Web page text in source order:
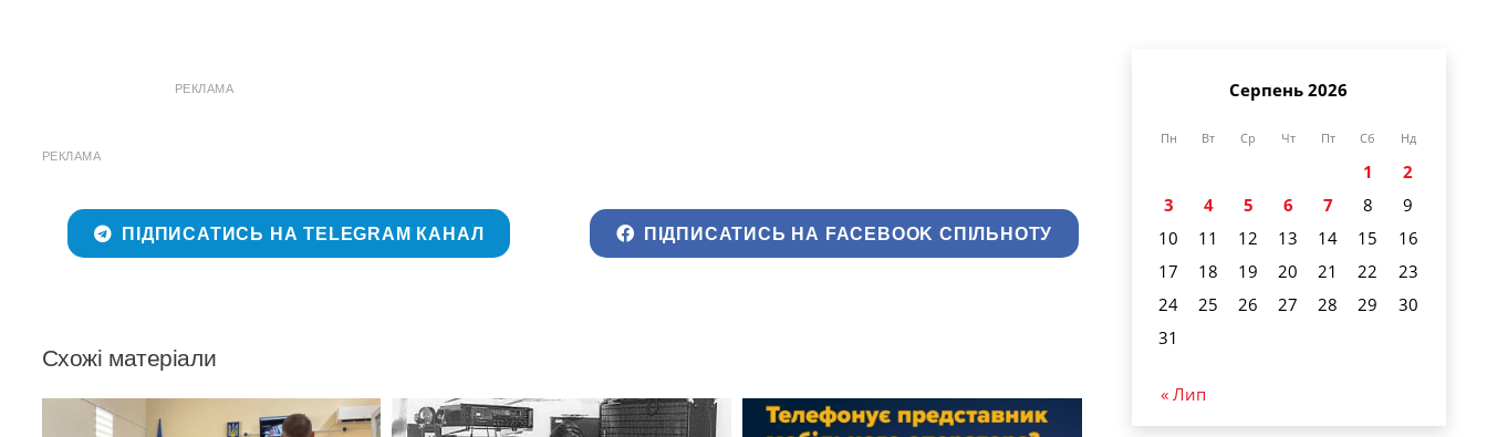
РЕКЛАМА
РЕКЛАМА
ПІДПИСАТИСЬ НА TELEGRAM КАНАЛ ПІДПИСАТИСЬ НА FACEBOOK СПІЛЬНОТУ
Схожі матеріали
Серпень 2026
Пн Вт Ср Чт Пт Сб Нд
1
2
3
4 5 6 7 8
9
10
11 12 13 14 15
16
17
18 19 20 21 22
23
24
25 26 27 28 29
30
31
« Лип